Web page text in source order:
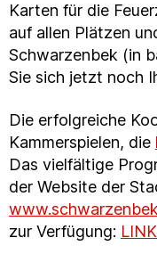
Karten für die
auf allen Plätzen
Schwarzenbek (in
Sie sich jetzt noch
Die erfolgreiche
Kammerspielen, die
Das vielfältige
der Website der
zur Verfügung: LINK